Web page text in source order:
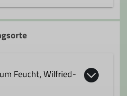
feucht.de
Breitensport
Feucht, Wilfried-